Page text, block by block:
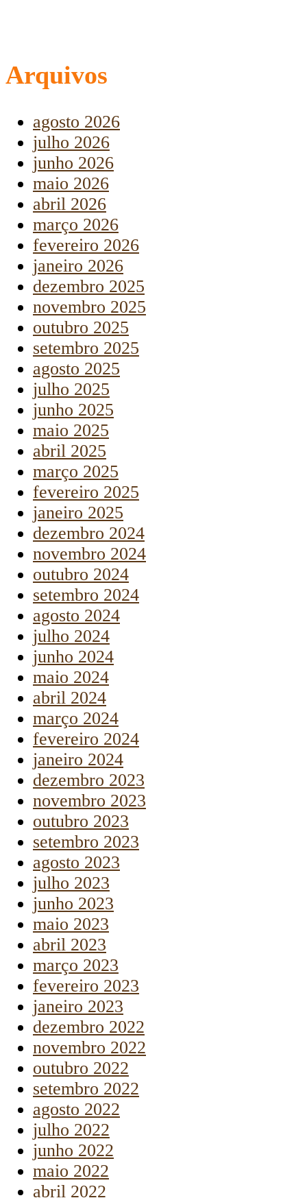
Arquivos
agosto 2026
julho 2026
junho 2026
maio 2026
abril 2026
março 2026
fevereiro 2026
janeiro 2026
dezembro 2025
novembro 2025
outubro 2025
setembro 2025
agosto 2025
julho 2025
junho 2025
maio 2025
abril 2025
março 2025
fevereiro 2025
janeiro 2025
dezembro 2024
novembro 2024
outubro 2024
setembro 2024
agosto 2024
julho 2024
junho 2024
maio 2024
abril 2024
março 2024
fevereiro 2024
janeiro 2024
dezembro 2023
novembro 2023
outubro 2023
setembro 2023
agosto 2023
julho 2023
junho 2023
maio 2023
abril 2023
março 2023
fevereiro 2023
janeiro 2023
dezembro 2022
novembro 2022
outubro 2022
setembro 2022
agosto 2022
julho 2022
junho 2022
maio 2022
abril 2022